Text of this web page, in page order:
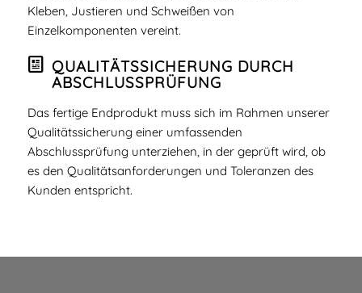
Kleben, Justieren und Schweißen von
Einzelkomponenten vereint.
QUALITÄTSSICHERUNG DURCH
ABSCHLUSSPRÜFUNG
Das fertige Endprodukt muss sich im Rahmen unserer
Qualitätssicherung einer umfassenden
Abschlussprüfung unterziehen, in der geprüft wird, ob
es den Qualitätsanforderungen und Toleranzen des
Kunden entspricht.